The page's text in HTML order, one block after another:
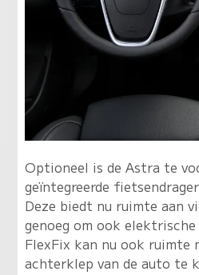
Optioneel is de Astra te
geïntegreerde
Deze biedt nu ruimte aan
genoeg om ook
FlexFix kan nu ook ruimte
achterklep van de auto te